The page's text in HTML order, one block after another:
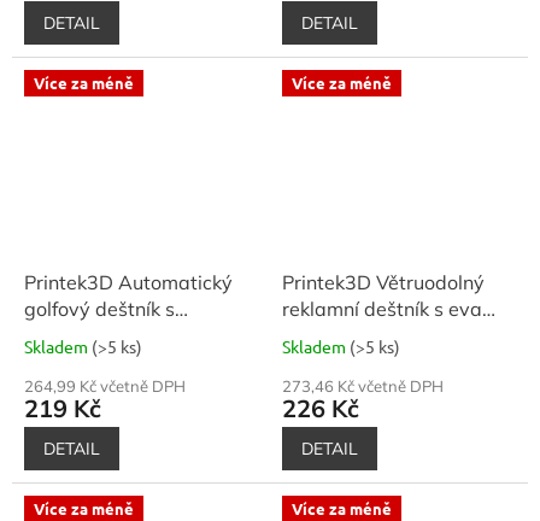
DETAIL DETAIL
Více za méně
Printek3D Automatický
golfový deštník s
kovovým dříkem
Skladem (>5 ks)
264,99 Kč včetně DPH
219 Kč
DETAIL
Více za méně
Printek3D Větruodolný
reklamní deštník s eva
madlem
Skladem (>5 ks)
273,46 Kč včetně DPH
226 Kč
DETAIL
Více za méně Více za méně